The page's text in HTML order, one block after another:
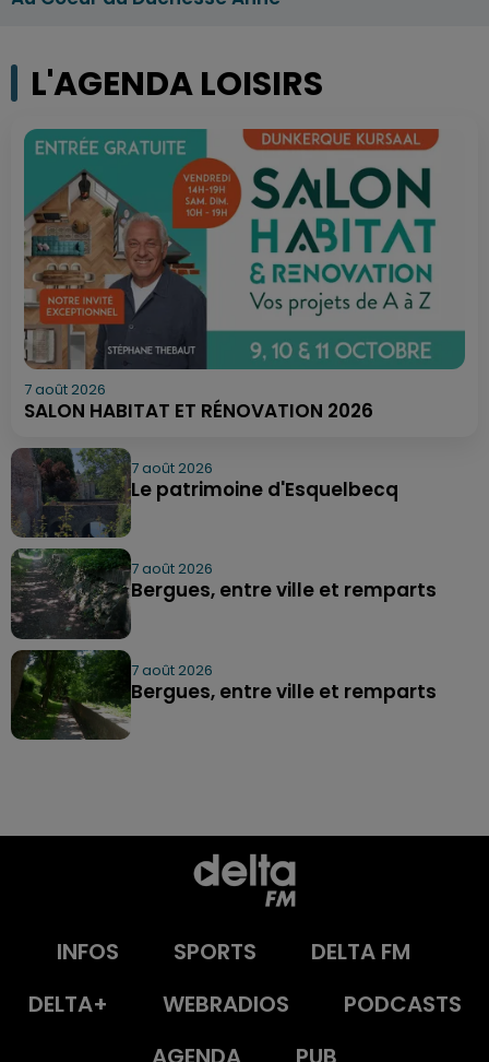
L'AGENDA LOISIRS
7 août 2026
SALON HABITAT ET RÉNOVATION 2026
7 août 2026
Le patrimoine d'Esquelbecq
7 août 2026
Bergues, entre ville et remparts
7 août 2026
Bergues, entre ville et remparts
INFOS SPORTS
DELTA FM
DELTA+
WEBRADIOS
PODCASTS